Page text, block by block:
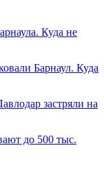
Куда не
Барнаул. Куда
застряли на
до 500 тыс.